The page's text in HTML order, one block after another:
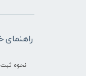
راهنمای
نحوه